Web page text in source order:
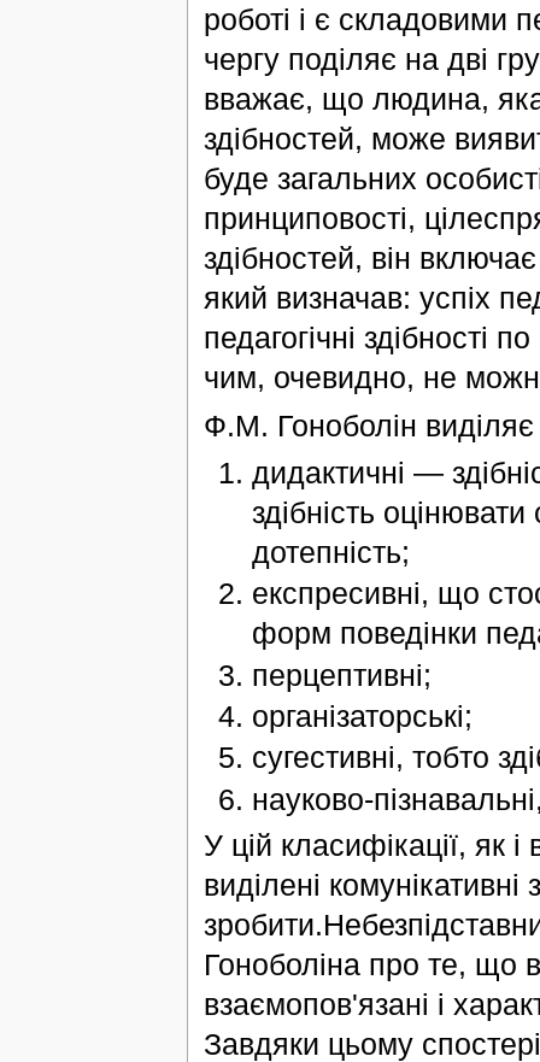
роботі і є складовими
чергу поділяє на дві
вважає, що людина, яка
здібностей, може
буде загальних
принциповості,
здібностей, він
який визначав: успіх
педагогічні здібності
чим, очевидно, не
Ф.М. Гоноболін виділяє
дидактичні —
здібність
дотепність;
експресивні, що
форм поведінки
перцептивні;
організаторські;
сугестивні, тобто
науково-
У цій класифікації, як
виділені
Гоноболіна про те, що
взаємопов'язані і
Завдяки цьому